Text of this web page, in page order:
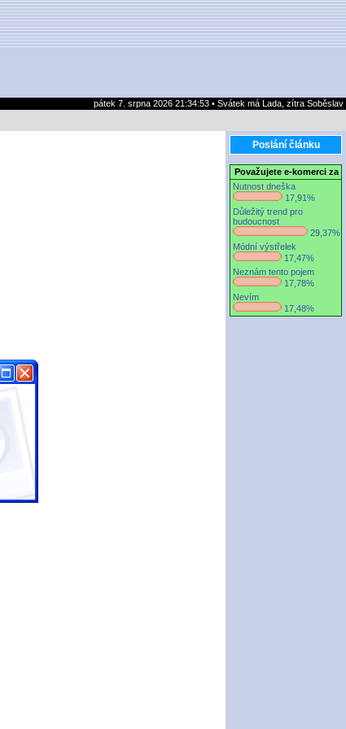
pátek 7. srpna 2026 21:34:53 • Svátek má Lada, zítra Soběslav
Poslání článku
Považujete e-komerci za
Nutnost dneška
17,91%
Důležitý trend pro
budoucnost
29,37%
Módní výstřelek
17,47%
Neznám tento pojem
17,78%
Nevím
17,48%